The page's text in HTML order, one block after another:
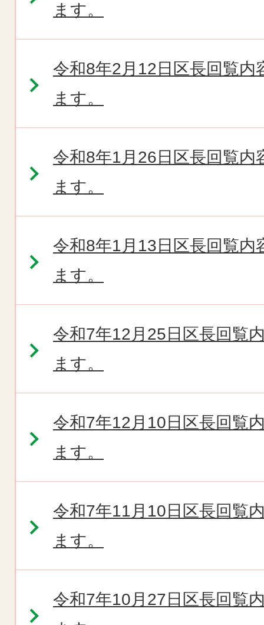
ます。
令和8年2月12日区長回覧
ます。
令和8年1月26日区長回覧
ます。
令和8年1月13日区長回覧
ます。
令和7年12月25日区長回覧
ます。
令和7年12月10日区長回覧
ます。
令和7年11月10日区長回覧
ます。
令和7年10月27日区長回覧